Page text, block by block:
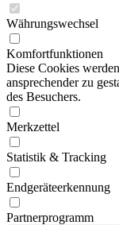
Währungswechsel
Komfortfunktionen
Diese Cookies
ansprechender zu
des Besuchers.
Merkzettel
Statistik & Tracking
Endgeräteerkennung
Partnerprogramm